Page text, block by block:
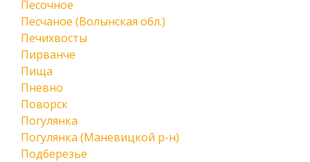
Песочное
Песчаное (Волынская обл.)
Печихвосты
Пирванче
Пища
Пневно
Поворск
Погулянка
Погулянка (Маневицкой р-н)
Подберезье